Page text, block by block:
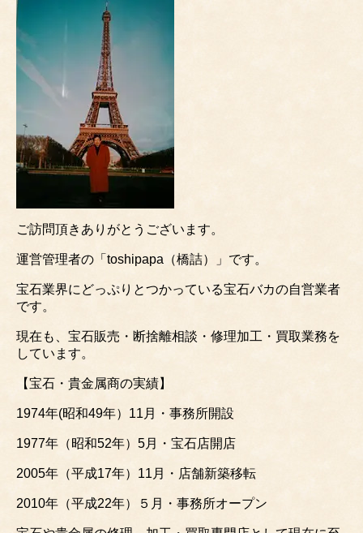
ご訪問頂きありがとうございます。
運営管理者の「toshipapa（橋詰）」です。
宝石業界にどっぷりとつかっている宝石バカの自営業者
です。
現在も、宝石販売・断捨離相談・修理加工・買取業務を
しています。
【宝石・貴金属商の実績】
1974年(昭和49年）11月・事務所開設
1977年（昭和52年）5月・宝石店開店
2005年（平成17年）11月・店舗新築移転
2010年（平成22年）５月・事務所オープン